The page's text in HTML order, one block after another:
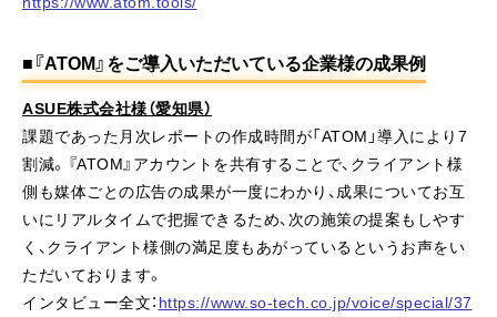
■『ATOM』をご導入いただいている企業様の成果例
ASUE株式会社様（愛知県）
課題であった月次レポートの作成時間が「ATOM」導入により7
割減。『ATOM』アカウントを共有することで、クライアント様
側も媒体ごとの広告の成果が一度にわかり、成果についてお互
いにリアルタイムで把握できるため、次の施策の提案もしやす
く、クライアント様側の満足度もあがっているというお声をい
ただいております。
インタビュー全文： https://www.so-tech.co.jp/voice/special/37